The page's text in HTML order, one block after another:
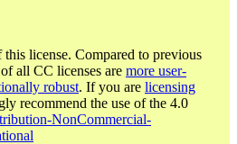
license. Compared to previous
all CC licenses are more user-
robust. If you are licensing
recommend the use of the 4.0
NonCommercial-